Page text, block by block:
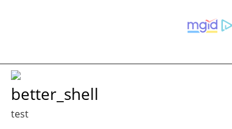
better_shell
test